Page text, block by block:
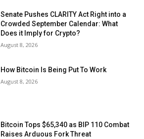
Senate Pushes CLARITY Act Right into a
Crowded September Calendar: What
Does it Imply for Crypto?
August 8, 2026
How Bitcoin Is Being Put To Work
August 8, 2026
Bitcoin Tops $65,340 as BIP 110 Combat
Raises Arduous Fork Threat